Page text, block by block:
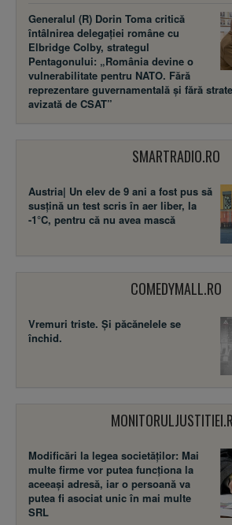
Generalul (R) Dorin Toma critică
întâlnirea delegației române cu
Elbridge Colby, strategul
Pentagonului: „România devine o
vulnerabilitate pentru NATO. Fără
reprezentare guvernamentală și fără
avizată de CSAT”
SMARTRADIO.RO
Austria| Un elev de 9 ani a fost pus să
susţină un test scris în aer liber, la
-1°C, pentru că nu avea mască
COMEDYMALL.RO
Vremuri triste. Şi păcănelele se
închid.
Modificări la legea societăţilor: Mai
multe firme vor putea funcţiona la
aceeaşi adresă, iar o persoană va
putea fi asociat unic în mai multe
SRL